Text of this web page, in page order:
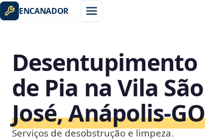
ENCANADOR
Desentupimento
de Pia na Vila São
José, Anápolis‑GO
Serviços de desobstrução e limpeza.